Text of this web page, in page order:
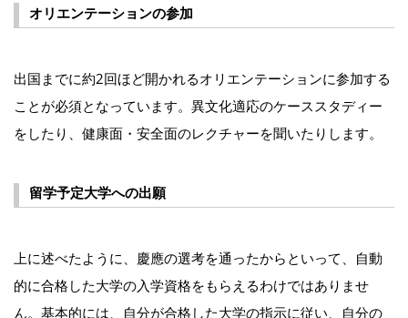
オリエンテーションの参加
出国までに約2回ほど開かれるオリエンテーションに参加する
ことが必須となっています。異文化適応のケーススタディー
をしたり、健康面・安全面のレクチャーを聞いたりします。
留学予定大学への出願
上に述べたように、慶應の選考を通ったからといって、自動
的に合格した大学の入学資格をもらえるわけではありませ
ん。基本的には、自分が合格した大学の指示に従い、自分の